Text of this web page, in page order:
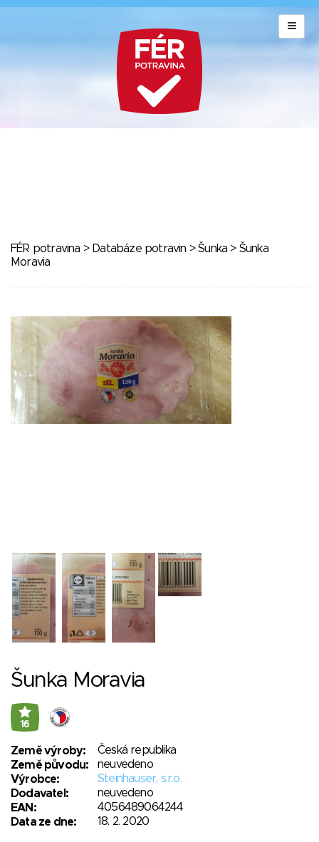
FÉR potravina > Databáze potravin >Šunka > Šunka
Moravia
Šunka Moravia
16
Země výroby:
Česká republika
Země původu:
neuvedeno
Výrobce:
Steinhauser, s.r.o.
Dodavatel:
neuvedeno
EAN:
4056489064244
Data ze dne:
18. 2. 2020